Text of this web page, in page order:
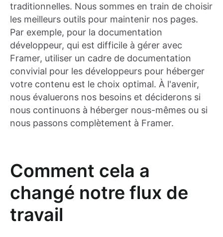
traditionnelles. Nous sommes en train de choisir
les meilleurs outils pour maintenir nos pages.
Par exemple, pour la documentation
développeur, qui est difficile à gérer avec
Framer, utiliser un cadre de documentation
convivial pour les développeurs pour héberger
votre contenu est le choix optimal. À l'avenir,
nous évaluerons nos besoins et déciderons si
nous continuons à héberger nous-mêmes ou si
nous passons complètement à Framer.
Comment cela a
changé notre flux de
travail